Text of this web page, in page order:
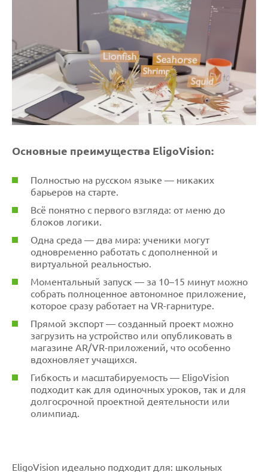
Основные преимущества EligoVision:
Полностью на русском языке — никаких
барьеров на старте.
Всё понятно с первого взгляда: от меню до
блоков логики.
Одна среда — два мира: ученики могут
одновременно работать с дополненной и
виртуальной реальностью.
Моментальный запуск — за 10–15 минут можно
собрать полноценное автономное приложение,
которое сразу работает на VR-гарнитуре.
Прямой экспорт — созданный проект можно
загрузить на устройство или опубликовать в
магазине AR/VR-приложений, что особенно
вдохновляет учащихся.
Гибкость и масштабируемость — EligoVision
подходит как для одиночных уроков, так и для
долгосрочной проектной деятельности или
олимпиад.
EligoVision идеально подходит для: школьных